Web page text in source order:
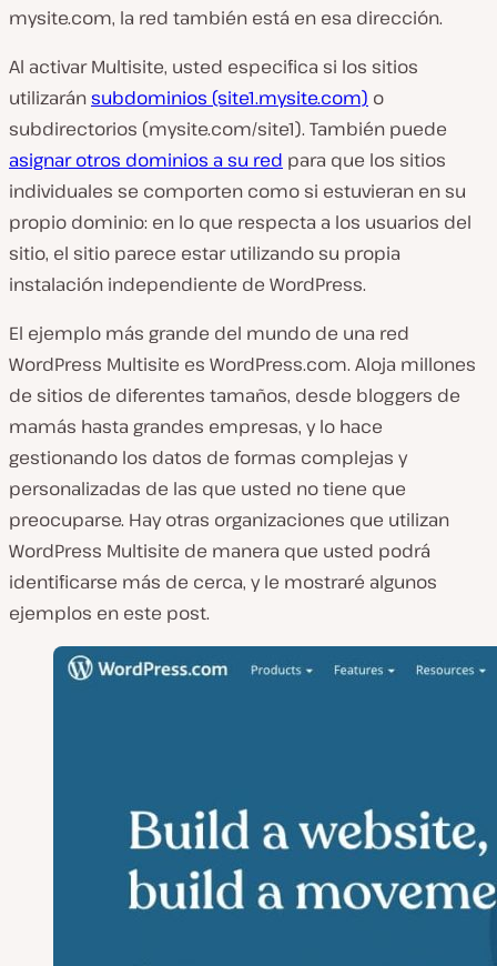
mysite.com, la red también está en esa dirección.
Al activar Multisite, usted especifica si los sitios
utilizaránsubdominios (site1.mysite.com) o
subdirectorios (mysite.com/site1). También puede
asignar otros dominios a su red para que los sitios
individuales se comporten como si estuvieran en su
propio dominio: en lo que respecta a los usuarios del
sitio, el sitio parece estar utilizando su propia
instalación independiente de WordPress.
El ejemplo más grande del mundo de una red
WordPress Multisite es WordPress.com. Aloja millones
de sitios de diferentes tamaños, desde bloggers de
mamás hasta grandes empresas, y lo hace
gestionando los datos de formas complejas y
personalizadas de las que usted no tiene que
preocuparse. Hay otras organizaciones que utilizan
WordPress Multisite de manera que usted podrá
identificarse más de cerca, y le mostraré algunos
ejemplos en este post.